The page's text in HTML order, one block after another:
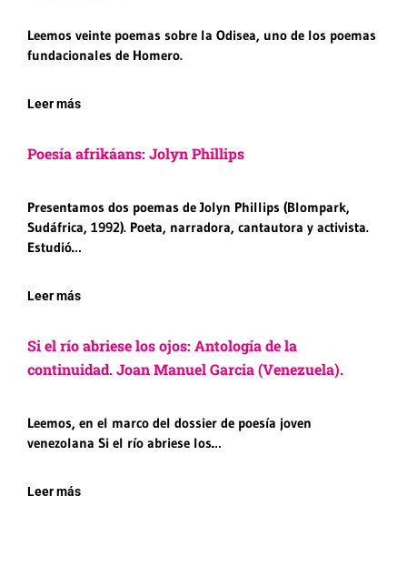
Leemos veinte poemas sobre la Odisea, uno de los poemas
fundacionales de Homero.
Leer más
Poesía afrikáans: Jolyn Phillips
Presentamos dos poemas de Jolyn Phillips (Blompark,
Sudáfrica, 1992). Poeta, narradora, cantautora y activista.
Estudió…
Leer más
Si el río abriese los ojos: Antología de la
continuidad. Joan Manuel Garcia (Venezuela).
Leemos, en el marco del dossier de poesía joven
venezolana Si el río abriese los…
Leer más